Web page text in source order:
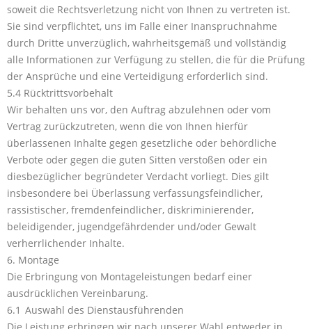
soweit die Rechtsverletzung nicht von Ihnen zu vertreten ist.
Sie sind verpflichtet, uns im Falle einer Inanspruchnahme
durch Dritte unverzüglich, wahrheitsgemäß und vollständig
alle Informationen zur Verfügung zu stellen, die für die Prüfung
der Ansprüche und eine Verteidigung erforderlich sind.
5.4 Rücktrittsvorbehalt
Wir behalten uns vor, den Auftrag abzulehnen oder vom
Vertrag zurückzutreten, wenn die von Ihnen hierfür
überlassenen Inhalte gegen gesetzliche oder behördliche
Verbote oder gegen die guten Sitten verstoßen oder ein
diesbezüglicher begründeter Verdacht vorliegt. Dies gilt
insbesondere bei Überlassung verfassungsfeindlicher,
rassistischer, fremdenfeindlicher, diskriminierender,
beleidigender, jugendgefährdender und/oder Gewalt
verherrlichender Inhalte.
6. Montage
Die Erbringung von Montageleistungen bedarf einer
ausdrücklichen Vereinbarung.
6.1 Auswahl des Dienstausführenden